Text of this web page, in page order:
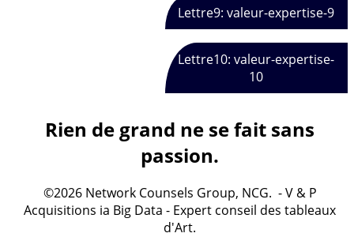
Lettre9: valeur-expertise-9
Lettre10: valeur-expertise-
10
Rien de grand ne se fait sans
passion.
©2026 Network Counsels Group, NCG. - V & P
Acquisitions ia Big Data - Expert conseil des tableaux
d'Art.